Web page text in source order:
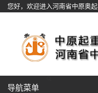
您好，欢迎进入河南省中原奥
导航菜单